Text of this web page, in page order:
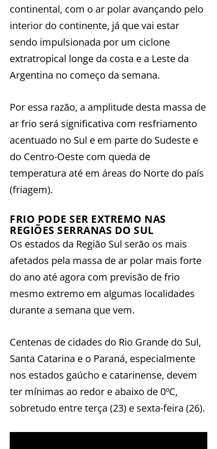
continental, com o ar polar avançando pelo
interior do continente, já que vai estar
sendo impulsionada por um ciclone
extratropical longe da costa e a Leste da
Argentina no começo da semana.
Por essa razão, a amplitude desta massa de
ar frio será significativa com resfriamento
acentuado no Sul e em parte do Sudeste e
do Centro-Oeste com queda de
temperatura até em áreas do Norte do país
(friagem).
FRIO PODE SER EXTREMO NAS
REGIÕES SERRANAS DO SUL
Os estados da Região Sul serão os mais
afetados pela massa de ar polar mais forte
do ano até agora com previsão de frio
mesmo extremo em algumas localidades
durante a semana que vem.
Centenas de cidades do Rio Grande do Sul,
Santa Catarina e o Paraná, especialmente
nos estados gaúcho e catarinense, devem
ter mínimas ao redor e abaixo de 0ºC,
sobretudo entre terça (23) e sexta-feira (26).